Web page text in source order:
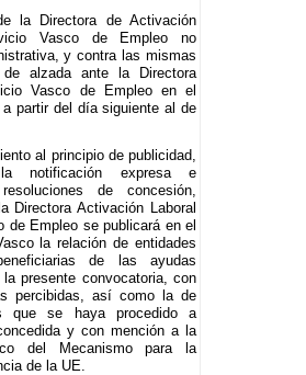
la Directora de Activación
Vasco de Empleo no
y contra las mismas
de alzada ante la Directora
Vasco de Empleo en el
partir del día siguiente al de
al principio de publicidad,
notificación expresa e
de concesión,
Directora Activación Laboral
de Empleo se publicará en el
la relación de entidades
de las ayudas
presente convocatoria, con
percibidas, así como la de
que se haya procedido a
y con mención a la
del Mecanismo para la
de la UE.